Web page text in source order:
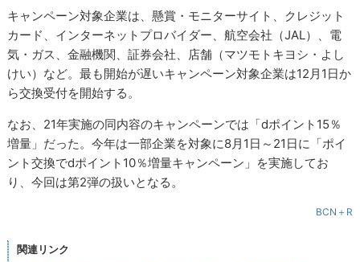
キャンペーン対象企業は、懸賞・モニターサイト、クレジット
カード、インターネットプロバイダー、航空会社（JAL）、電
気・ガス、金融機関、証券会社、店舗（マツモトキヨシ・よし
けい）など。最も開始が遅いキャンペーン対象企業は12月1日か
ら交換受付を開始する。
なお、21年実施の同内容のキャンペーンでは「dポイント15％
増量」だった。今年は一部企業を対象に8月1日～21日に「ポイ
ント交換でdポイント10％増量キャンペーン」を実施してお
り、今回は第2弾の扱いとなる。
BCN＋R
関連リンク